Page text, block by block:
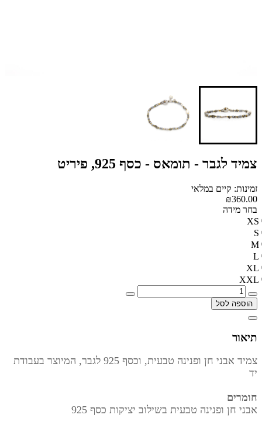
צמיד לגבר - תומאס - כסף 925, פיריט
זמינות: קיים במלאי
₪360.00
בחר מידה
XS
S
M
L
XL
XXL
הוספה לסל
תיאור
צמיד אבני חן ופנינה טבעית, וכסף 925 לגבר, המיוצר בעבודת
יד
חומרים
אבני חן ופנינה טבעית בשילוב יציקות כסף 925